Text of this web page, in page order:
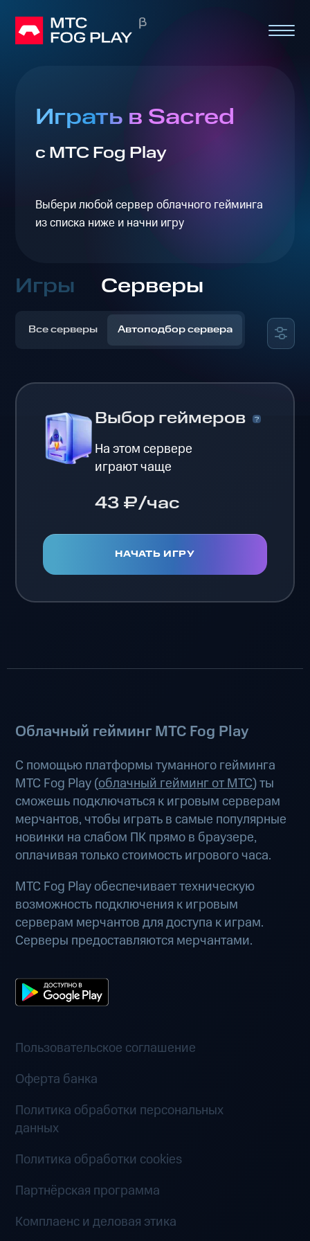
Играть в Sacred
с МТС Fog Play
Выбери любой сервер облачного гейминга
из списка ниже и начни игру
Игры Серверы
Все серверы Автоподбор сервера
Выбор геймеров
На этом сервере
играют чаще
43 ₽/час
НАЧАТЬ ИГРУ
Облачный гейминг МТС Fog Play
С помощью платформы туманного гейминга
МТС Fog Play (облачный гейминг от МТС) ты
сможешь подключаться к игровым серверам
мерчантов, чтобы играть в самые популярные
новинки на слабом ПК прямо в браузере,
оплачивая только стоимость игрового часа.
МТС Fog Play обеспечивает техническую
возможность подключения к игровым
серверам мерчантов для доступа к играм.
Серверы предоставляются мерчантами.
Пользовательское соглашение
Оферта банка
Политика обработки персональных
данных
Политика обработки cookies
Партнёрская программа
Комплаенс и деловая этика